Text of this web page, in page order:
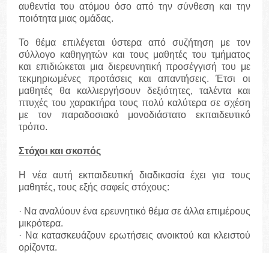
αυθεντία του ατόμου όσο από την σύνθεση και την
ποιότητα μιας ομάδας.
Το θέμα επιλέγεται ύστερα από συζήτηση με τον
σύλλογο καθηγητών και τους μαθητές του τμήματος
και επιδιώκεται μια διερευνητική προσέγγισή του με
τεκμηριωμένες προτάσεις και απαντήσεις. Έτσι οι
μαθητές θα καλλιεργήσουν δεξιότητες, ταλέντα και
πτυχές του χαρακτήρα τους πολύ καλύτερα σε σχέση
με τον παραδοσιακό μονοδιάστατο εκπαιδευτικό
τρόπο.
Στόχοι και σκοπός
Η νέα αυτή εκπαιδευτική διαδικασία έχει για τους
μαθητές, τους εξής σαφείς στόχους:
· Να αναλύουν ένα ερευνητικό θέμα σε άλλα επιμέρους
μικρότερα.
· Να κατασκευάζουν ερωτήσεις ανοικτού και κλειστού
ορίζοντα.